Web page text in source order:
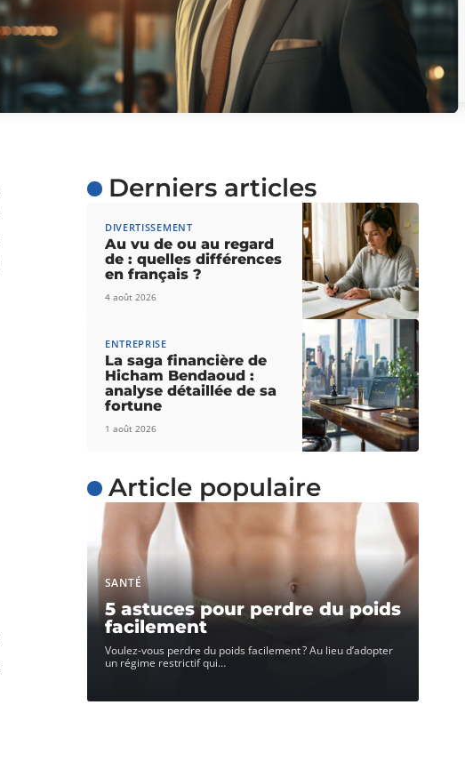
Derniers articles
DIVERTISSEMENT
Au vu de ou au regard
de : quelles différences
en français ?
4 août 2026
ENTREPRISE
La saga financière de
Hicham Bendaoud :
analyse détaillée de sa
fortune
1 août 2026
Article populaire
SANTÉ
5 astuces pour perdre du poids
facilement
Voulez-vous perdre du poids facilement ? Au lieu d’adopter
un régime restrictif qui…